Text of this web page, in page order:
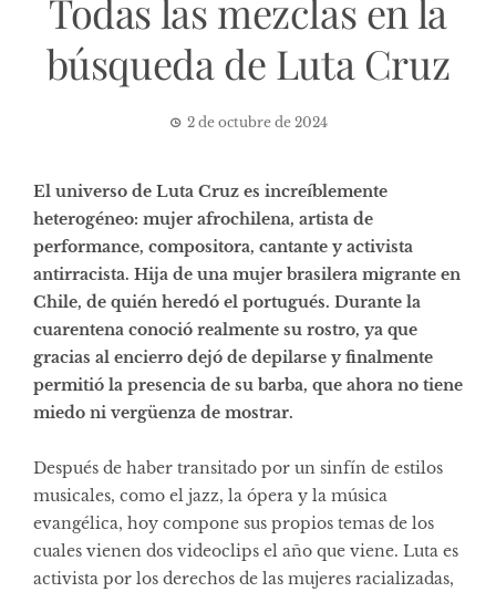
Todas las mezclas en la
búsqueda de Luta Cruz
2 de octubre de 2024
El universo de Luta Cruz es increíblemente
heterogéneo: mujer afrochilena, artista de
performance, compositora, cantante y activista
antirracista. Hija de una mujer brasilera migrante en
Chile, de quién heredó el portugués. Durante la
cuarentena conoció realmente su rostro, ya que
gracias al encierro dejó de depilarse y finalmente
permitió la presencia de su barba, que ahora no tiene
miedo ni vergüenza de mostrar.
Después de haber transitado por un sinfín de estilos
musicales, como el jazz, la ópera y la música
evangélica, hoy compone sus propios temas de los
cuales vienen dos videoclips el año que viene. Luta es
activista por los derechos de las mujeres racializadas,